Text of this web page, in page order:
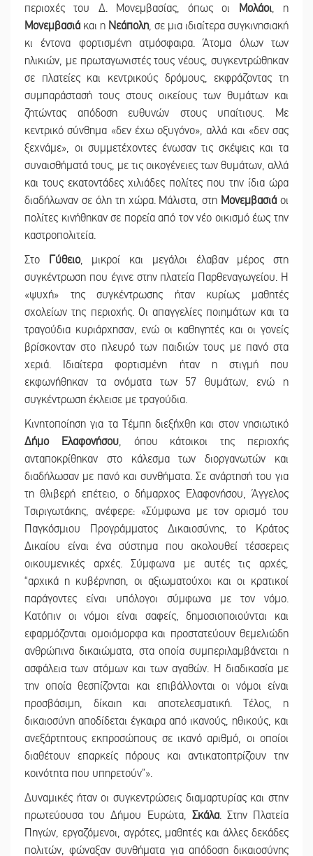
περιοχές του Δ. Μονεμβασίας, όπως οι Μολάοι, η
Μονεμβασιά και η Νεάπολη, σε μια ιδιαίτερα συγκινησιακή
κι έντονα φορτισμένη ατμόσφαιρα. Άτομα όλων των
ηλικιών, με πρωταγωνιστές τους νέους, συγκεντρώθηκαν
σε πλατείες και κεντρικούς δρόμους, εκφράζοντας τη
συμπαράστασή τους στους οικείους των θυμάτων και
ζητώντας απόδοση ευθυνών στους υπαίτιους. Με
κεντρικό σύνθημα «δεν έχω οξυγόνο», αλλά και «δεν σας
ξεχνάμε», οι συμμετέχοντες ένωσαν τις σκέψεις και τα
συναισθήματά τους, με τις οικογένειες των θυμάτων, αλλά
και τους εκατοντάδες χιλιάδες πολίτες που την ίδια ώρα
διαδήλωναν σε όλη τη χώρα. Μάλιστα, στη Μονεμβασιά οι
πολίτες κινήθηκαν σε πορεία από τον νέο οικισμό έως την
καστροπολιτεία.
Στο Γύθειο, μικροί και μεγάλοι έλαβαν μέρος στη
συγκέντρωση που έγινε στην πλατεία Παρθεναγωγείου. Η
«ψυχή» της συγκέντρωσης ήταν κυρίως μαθητές
σχολείων της περιοχής. Οι απαγγελίες ποιημάτων και τα
τραγούδια κυριάρχησαν, ενώ οι καθηγητές και οι γονείς
βρίσκονταν στο πλευρό των παιδιών τους με πανό στα
χεριά. Ιδιαίτερα φορτισμένη ήταν η στιγμή που
εκφωνήθηκαν τα ονόματα των 57 θυμάτων, ενώ η
συγκέντρωση έκλεισε με τραγούδια.
Κινητοποίηση για τα Τέμπη διεξήχθη και στον νησιωτικό
Δήμο Ελαφονήσου, όπου κάτοικοι της περιοχής
ανταποκρίθηκαν στο κάλεσμα των διοργανωτών και
διαδήλωσαν με πανό και συνθήματα. Σε ανάρτησή του για
τη θλιβερή επέτειο, ο δήμαρχος Ελαφονήσου, Άγγελος
Τσιριγωτάκης, ανέφερε: «Σύμφωνα με τον ορισμό του
Παγκόσμιου Προγράμματος Δικαιοσύνης, το Κράτος
Δικαίου είναι ένα σύστημα που ακολουθεί τέσσερεις
οικουμενικές αρχές. Σύμφωνα με αυτές τις αρχές,
“αρχικά η κυβέρνηση, οι αξιωματούχοι και οι κρατικοί
παράγοντες είναι υπόλογοι σύμφωνα με τον νόμο.
Κατόπιν οι νόμοι είναι σαφείς, δημοσιοποιούνται και
εφαρμόζονται ομοιόμορφα και προστατεύουν θεμελιώδη
ανθρώπινα δικαιώματα, στα οποία συμπεριλαμβάνεται η
ασφάλεια των ατόμων και των αγαθών. Η διαδικασία με
την οποία θεσπίζονται και επιβάλλονται οι νόμοι είναι
προσβάσιμη, δίκαιη και αποτελεσματική. Τέλος, η
δικαιοσύνη αποδίδεται έγκαιρα από ικανούς, ηθικούς, και
ανεξάρτητους εκπροσώπους σε ικανό αριθμό, οι οποίοι
διαθέτουν επαρκείς πόρους και αντικατοπτρίζουν την
κοινότητα που υπηρετούν”».
Δυναμικές ήταν οι συγκεντρώσεις διαμαρτυρίας και στην
πρωτεύουσα του Δήμου Ευρώτα, Σκάλα. Στην Πλατεία
Πηγών, εργαζόμενοι, αγρότες, μαθητές και άλλες δεκάδες
πολιτών, φώναξαν συνθήματα για απόδοση δικαιοσύνης